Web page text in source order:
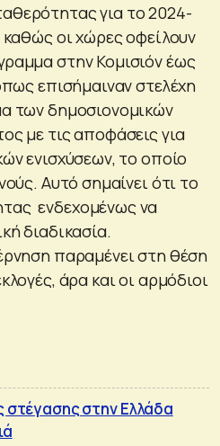
για το 2024-
οι χώρες οφείλουν
στην Κομισιόν έως
επισήμαιναν στελέχη
των δημοσιονομικών
με τις αποφάσεις για
ενισχύσεων, το οποίο
Αυτό σημαίνει ότι το
ενδεχομένως να
διαδικασία.
παραμένει στη θέση
άρα και οι αρμόδιοι
στέγασης στην Ελλάδα